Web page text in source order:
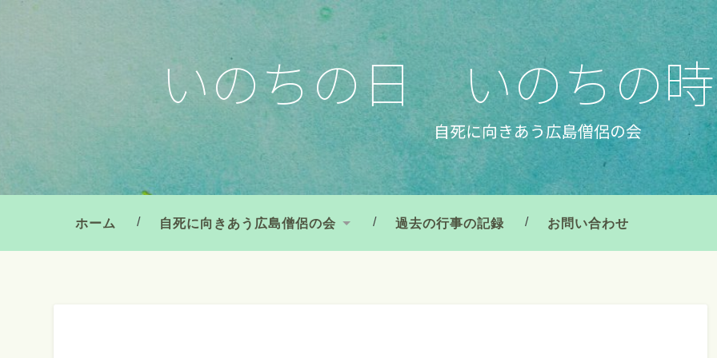
いのちの日 いのちの
自死に向きあう広島僧侶の会
ホーム 自死に向きあう広島僧侶の会 過去の行事の記録 お問い合わせ